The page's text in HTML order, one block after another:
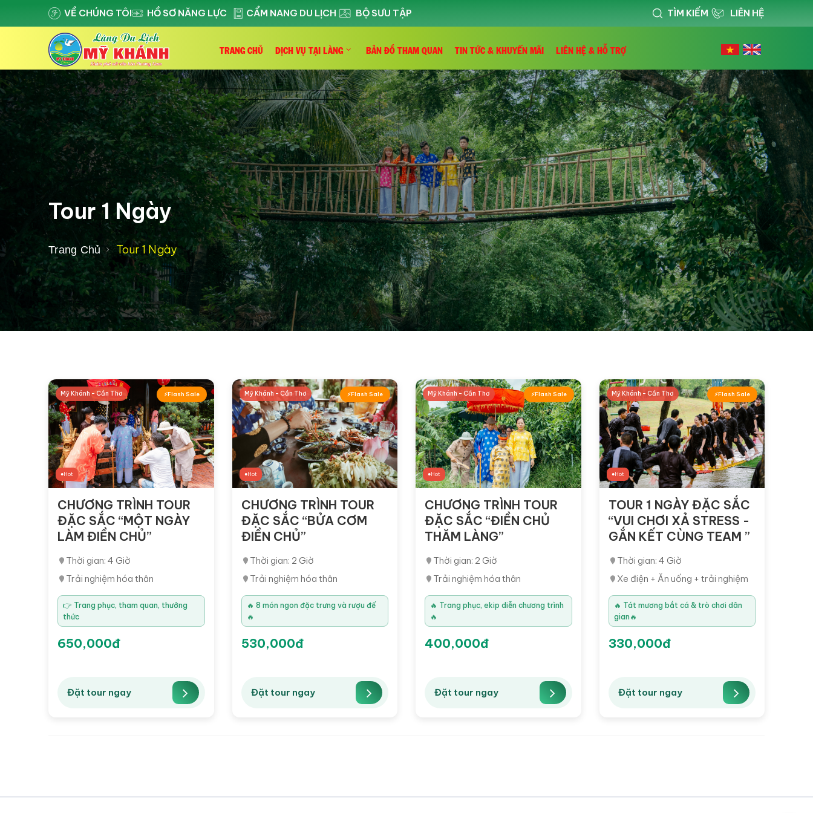
VỀ CHÚNG TÔI HỒ SƠ NĂNG LỰC CẨM NANG DU LỊCH BỘ SƯU TẬP TÌM KIẾM LIÊN HỆ
TRANG CHỦ DỊCH VỤ TẠI LÀNG BẢN ĐỒ THAM QUAN TIN TỨC & KHUYẾN MÃI LIÊN HỆ & HỖ TRỢ
Tour 1 Ngày
Trang Chủ Tour 1 Ngày
Flash Sale
Mỹ Khánh - Cần Thơ
Hot
CHƯƠNG TRÌNH TOUR
ĐẶC SẮC “MỘT NGÀY
LÀM ĐIỀN CHỦ”
Thời gian: 4 Giờ
Trải nghiệm hóa thân
👉 Trang phục, tham quan, thưởng
thức
650,000đ
Đặt tour ngay
Flash Sale
Mỹ Khánh - Cần Thơ
Hot
CHƯƠNG TRÌNH TOUR
ĐẶC SẮC “BỬA CƠM
ĐIỀN CHỦ”
Thời gian: 2 Giờ
Trải nghiệm hóa thân
🔥 8 món ngon đặc trưng và rượu đế
🔥
530,000đ
Đặt tour ngay
Flash Sale
Mỹ Khánh - Cần Thơ
Hot
CHƯƠNG TRÌNH TOUR
ĐẶC SẮC “ĐIỀN CHỦ
THĂM LÀNG”
Thời gian: 2 Giờ
Trải nghiệm hóa thân
🔥 Trang phục, ekip diễn chương trình
🔥
400,000đ
Đặt tour ngay
Flash Sale
Mỹ Khánh - Cần Thơ
Hot
TOUR 1 NGÀY ĐẶC SẮC
“VUI CHƠI XẢ STRESS -
GẮN KẾT CÙNG TEAM ”
Thời gian: 4 Giờ
Xe điện + Ăn uống + trải nghiệm
🔥 Tát mương bắt cá & trò chơi dân
gian🔥
330,000đ
Đặt tour ngay